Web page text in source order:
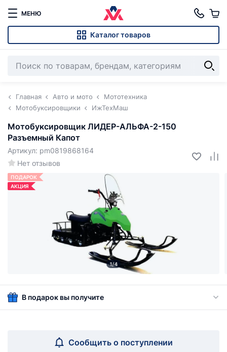
МЕНЮ
Каталог товаров
Главная Авто и мото
Мототехника
Мотобуксировщики
ИжТехМаш
Мотобуксировщик ЛИДЕР-АЛЬФА-2-150
Разъемный Капот
Нет отзывов
Артикул: pm0819868164
ПОДАРОК
АКЦИЯ
1/4
В подарок вы получите
Сообщить о поступлении